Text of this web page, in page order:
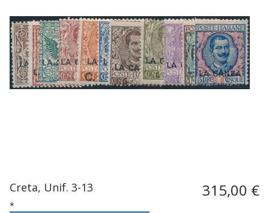
Creta, Unif. 3-13 315,00 €
*